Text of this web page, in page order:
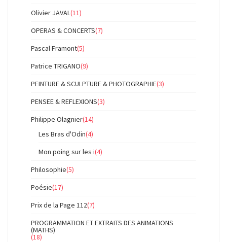
Olivier JAVAL (11)
OPERAS & CONCERTS(7)
Pascal Framont(5)
Patrice TRIGANO(9)
PEINTURE & SCULPTURE & PHOTOGRAPHIE(3)
PENSEE & REFLEXIONS(3)
Philippe Olagnier(14)
Les Bras d'Odin(4)
Mon poing sur les i(4)
Philosophie(5)
Poésie(17)
Prix de la Page 112(7)
PROGRAMMATION ET EXTRAITS DES ANIMATIONS
(MATHS)
(18)